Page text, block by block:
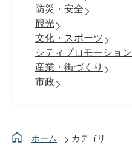
防災・安全
観光
文化・スポーツ
シティプロモーション
産業・街づくり
市政
ホーム カテゴリ